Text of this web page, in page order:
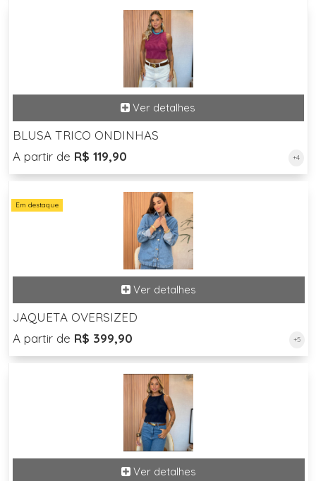
BLUSA TRICO ONDINHAS
A partir de R$ 119,90 +4
Em destaque
JAQUETA OVERSIZED
A partir de R$ 399,90 +5